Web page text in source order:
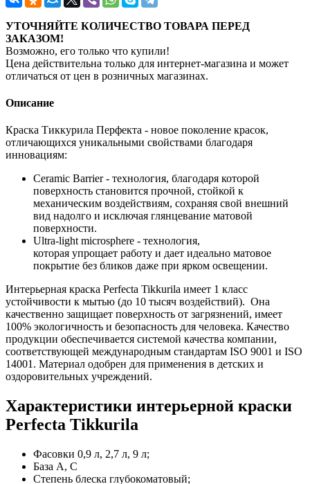
УТОЧНЯЙТЕ КОЛИЧЕСТВО ТОВАРА ПЕРЕД
ЗАКАЗОМ!
Возможно, его только что купили!
Цена действительна только для интернет-магазина и может
отличаться от цен в розничных магазинах.
Описание
Краска Тиккурила Перфекта - новое поколение красок,
отличающихся уникальными свойствами благодаря
инновациям:
Ceramic Barrier - технология, благодаря которой
поверхность становится прочной, стойкой к
механическим воздействиям, сохраняя свой внешний
вид надолго и исключая глянцевание матовой
поверхности.
Ultra-light microsphere - технология,
которая упрощает работу и дает идеально матовое
покрытие без бликов даже при ярком освещении.
Интерьерная краска Perfecta Tikkurila имеет 1 класс
устойчивости к мытью (до 10 тысяч воздействий). Она
качественно защищает поверхность от загрязнений, имеет
100% экологичность и безопасность для человека. Качество
продукции обеспечивается системой качества компании,
соответствующей международным стандартам ISO 9001 и ISO
14001. Материал одобрен для применения в детских и
оздоровительных учреждений.
Характеристики интерьерной краски
Perfecta Tikkurila
Фасовки 0,9 л, 2,7 л, 9 л;
База А, С
Степень блеска глубокоматовый;